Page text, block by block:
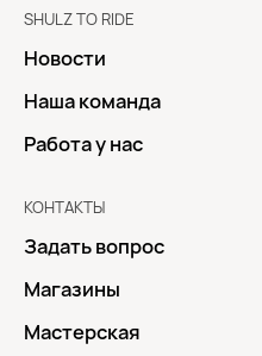
SHULZ TO RIDE
Новости
Наша команда
Работа у нас
КОНТАКТЫ
Задать вопрос
Магазины
Мастерская